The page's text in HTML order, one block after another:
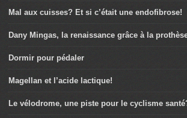
Mal aux cuisses? Et si c’était une endofibrose!
Dany Mingas, la renaissance grâce à la
Dormir pour pédaler
Magellan et l’acide lactique!
Le vélodrome, une piste pour le cyclisme